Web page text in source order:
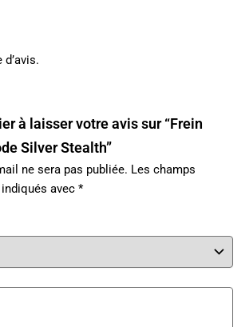
d’avis.
à laisser votre avis sur “Frein
Silver Stealth”
ne sera pas publiée. Les champs
avec *